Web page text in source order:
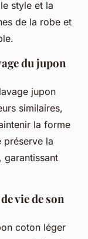
style et la
de la robe et
du jupon
jupon
similaires,
la forme
préserve la
, garantissant
vie de son
coton léger